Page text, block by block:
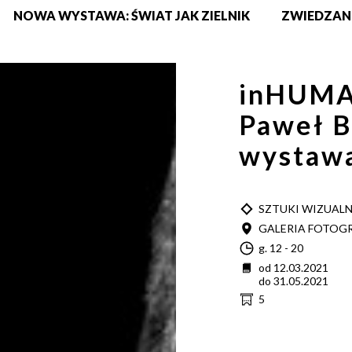
NOWA WYSTAWA: ŚWIAT JAK ZIELNIK
Paweł
TYPSZTUKI
MIEJSCE
GALERIA
Godzinag. 12 - 20
Dataod 12.03.2021
do 31.05.2021
Cena
5